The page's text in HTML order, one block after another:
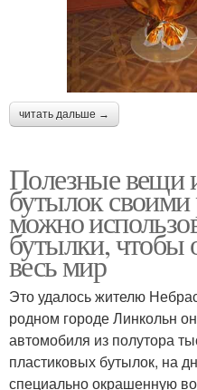
читать дальше →
Полезные вещи
бутылок
можно
бутылки, чтобы
весь мир
Это удалось жителю
родном городе Линкольн
автомобиля из полутора
пластиковых бутылок, на
специально окрашенную